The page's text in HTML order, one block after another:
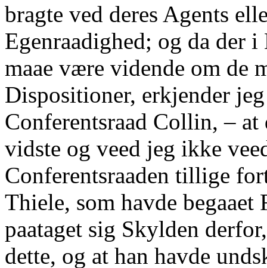
bragte ved deres Agents
Egenraadighed; og da der
maae være vidende om de
Dispositioner, erkjender
Conferentsraad Collin, –
vidste og veed jeg ikke
Conferentsraaden tillige
Thiele, som havde
paataget sig Skylden
dette, og at han havde